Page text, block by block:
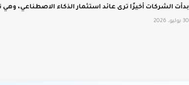
بدأت الشركات أخيرًا ترى عائد استثمار الذكاء الاصطناعي،
30 يوليو، 2026